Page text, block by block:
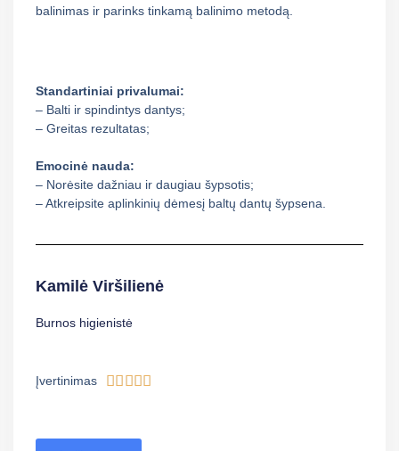
balinimas ir parinks tinkamą balinimo metodą.
Standartiniai privalumai:
– Balti ir spindintys dantys;
– Greitas rezultatas;
Emocinė nauda:
– Norėsite dažniau ir daugiau šypsotis;
– Atkreipsite aplinkinių dėmesį baltų dantų šypsena.
Kamilė Viršilienė
Burnos higienistė
Įvertinimas 